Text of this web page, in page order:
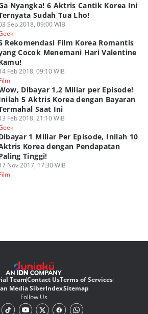
Nyangka! 6 Aktris Cantik Korea Ini
Sudah Tua Lho!
Sep 2018, 09:00 WIB
Rekomendasi Film Korea Romantis
Cocok Menemani Hari Valentine
Feb 2018, 09:10 WIB
Dibayar 1,2 Miliar per Episode!
5 Aktris Korea dengan Bayaran
Saat Ini
Feb 2018, 21:10 WIB
1 Miliar Per Episode, Inilah 10
Korea dengan Pendapatan
Tinggi!
Nov 2017, 17:30 WIB
TeamContact UsTerms of Services
Media SiberIndexSitemap
Follow Us